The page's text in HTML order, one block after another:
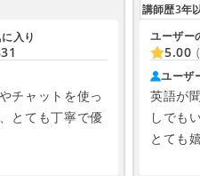
入り
チャットを使っ
とても丁寧で優
講師歴3年
ユーザー
5.00
ユーザ
英語が
しでも
とても